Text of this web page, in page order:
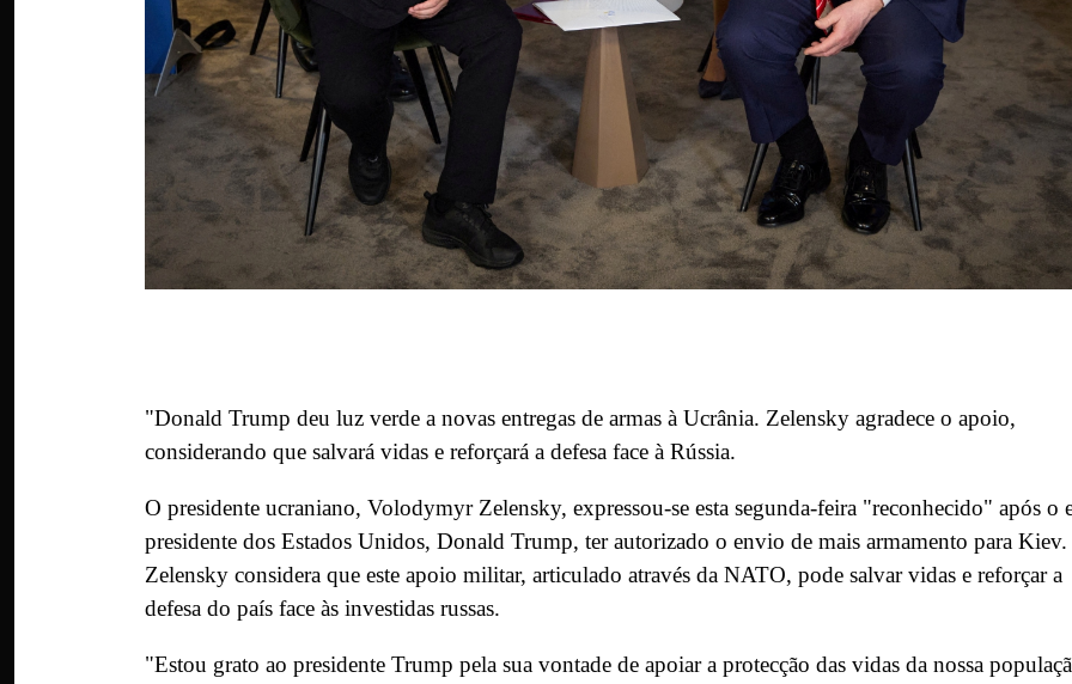
"Donald Trump deu luz verde a novas entregas de armas à Ucrânia. Zelensky agradece o apoio,
considerando que salvará vidas e reforçará a defesa face à Rússia.
O presidente ucraniano, Volodymyr Zelensky, expressou-se esta segunda-feira "reconhecido" após o
presidente dos Estados Unidos, Donald Trump, ter autorizado o envio de mais armamento para Kiev.
Zelensky considera que este apoio militar, articulado através da NATO, pode salvar vidas e reforçar a
defesa do país face às investidas russas.
"Estou grato ao presidente Trump pela sua vontade de apoiar a protecção das vidas da nossa